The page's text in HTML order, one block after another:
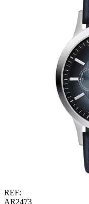
REF:
AR2473